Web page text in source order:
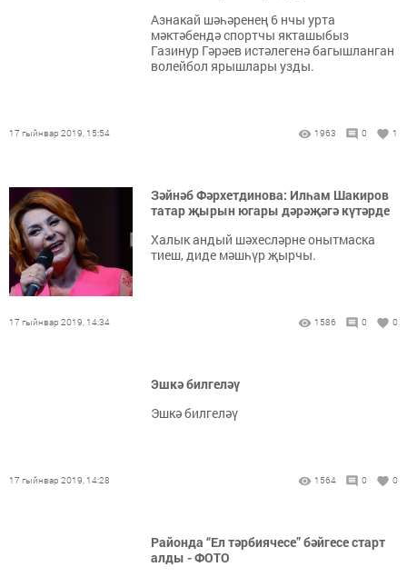
​​​​​​​Азнакай шәһәренең 6 нчы урта
мәктәбендә спортчы якташыбыз
Газинур Гәрәев истәлегенә багышланган
волейбол ярышлары узды.
17 гыйнвар 2019, 15:54 1963 0 1
Зәйнәб Фәрхетдинова: Илһам Шакиров
татар җырын югары дәрәҗәгә күтәрде
Халык андый шәхесләрне онытмаска
тиеш, диде мәшһүр җырчы.
17 гыйнвар 2019, 14:34 1586 0 0
Эшкә билгеләү
Эшкә билгеләү
17 гыйнвар 2019, 14:28 1564 0 0
Районда “Ел тәрбиячесе” бәйгесе старт
алды - ФОТО